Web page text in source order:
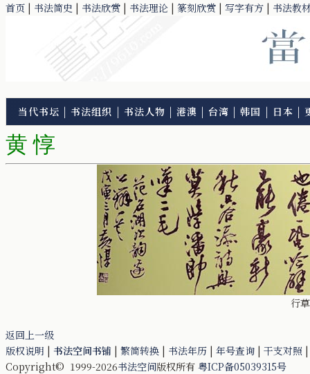
首页 | 书法简史 | 书法欣赏 | 书法理论 | 篆刻欣赏 | 写字有方 | 书法教
当代书坛 | 书法组织 | 书法人物 | 港澳 | 台湾 |韩国 | 日本 |
黄 惇
行
返回上一级
版权说明 | 书法空间书铺 | 繁简转换 | 书法年历 | 年号查询 | 干支对照
Copyright© 1999-2026书法空间版权所有 粤ICP备05039315号